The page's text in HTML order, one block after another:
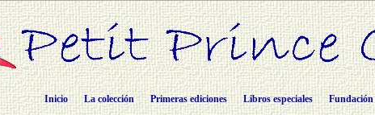
Inicio La colección Primeras ediciones Libros especiales Fundación